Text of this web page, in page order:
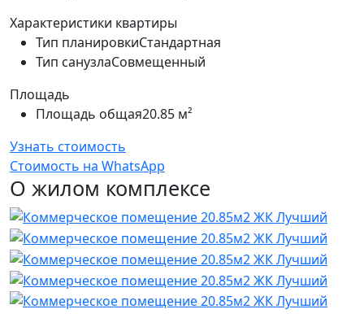
Характеристики квартиры
Тип планировкиСтандартная
Тип санузлаСовмещенный
Площадь
Площадь общая20.85 м²
Узнать стоимость
Стоимость на WhatsApp
О жилом комплексе